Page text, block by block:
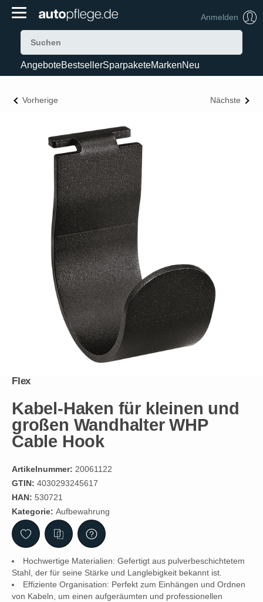
Anmelden
AngeboteBestsellerSparpaketeMarkenNeu
Vorherige Nächste
Flex
Kabel-Haken für kleinen und
großen Wandhalter WHP
Cable Hook
Artikelnummer: 20061122
GTIN: 4030293245617
HAN: 530721
Kategorie: Aufbewahrung
Hochwertige Materialien: Gefertigt aus pulverbeschichtetem
Stahl, der für seine Stärke und Langlebigkeit bekannt ist.
Effiziente Organisation: Perfekt zum Einhängen und Ordnen
von Kabeln, um einen aufgeräumten und professionellen